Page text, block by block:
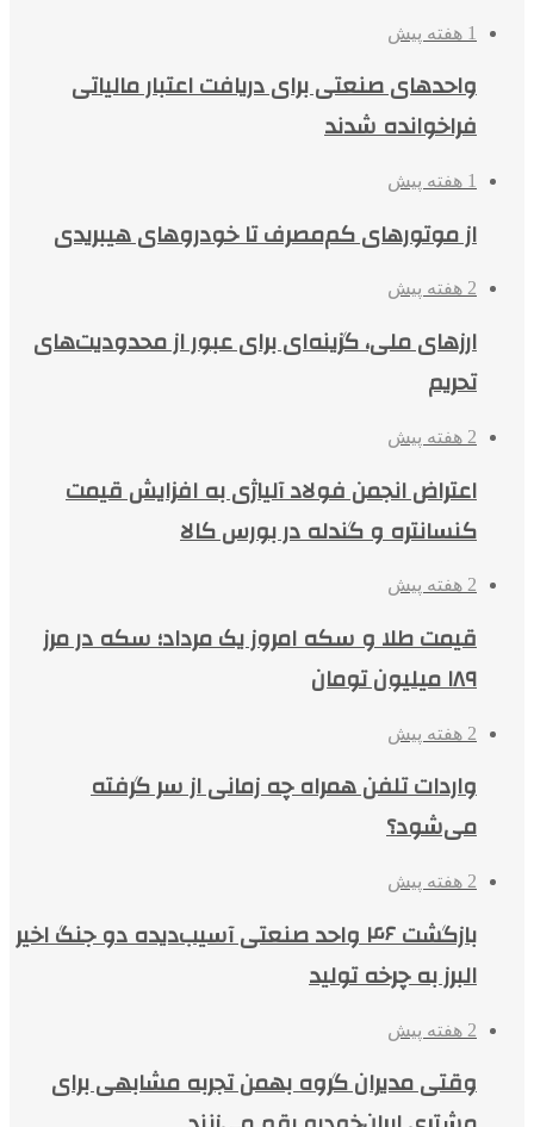
1 هفته پیش
واحدهای صنعتی برای دریافت اعتبار مالیاتی
فراخوانده شدند
1 هفته پیش
از موتورهای کم‌مصرف تا خودروهای هیبریدی
2 هفته پیش
ارزهای ملی، گزینه‌ای برای عبور از محدودیت‌های
تحریم
2 هفته پیش
اعتراض انجمن فولاد آلیاژی به افزایش قیمت
کنسانتره و گندله در بورس کالا
2 هفته پیش
قیمت طلا و سکه امروز یک مرداد؛ سکه در مرز
۱۸۹ میلیون تومان
2 هفته پیش
واردات تلفن همراه چه زمانی از سر گرفته
می‌شود؟
2 هفته پیش
بازگشت ۴۶ واحد صنعتی آسیب‌دیده دو جنگ اخیر
البرز به چرخه تولید
2 هفته پیش
وقتی مدیران گروه بهمن تجربه مشابهی برای